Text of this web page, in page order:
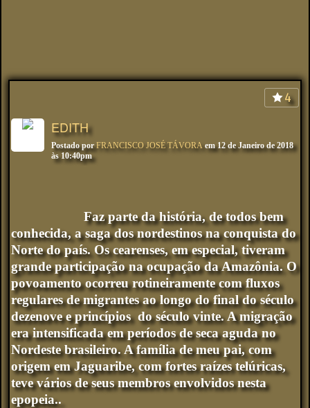
4
EDITH
Postado porFRANCISCO JOSÉ TÁVORAem 12 de Janeiro de 2018
às 10:40pm
Faz parte da história, de todos bem
conhecida, a saga dos nordestinos na conquista do
Norte do país. Os cearenses, em especial, tiveram
grande participação na ocupação da Amazônia. O
povoamento ocorreu rotineiramente com fluxos
regulares de migrantes ao longo do final do século
dezenove e princípios do século vinte. A migração
era intensificada em períodos de seca aguda no
Nordeste brasileiro. A família de meu pai, com
origem em Jaguaribe, com fortes raízes telúricas,
teve vários de seus membros envolvidos nesta
epopeia..